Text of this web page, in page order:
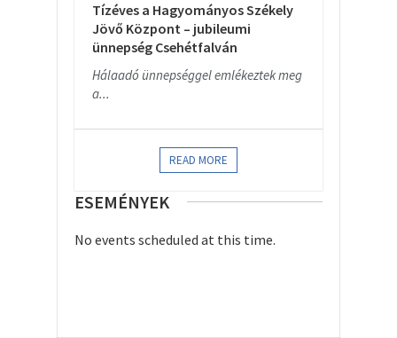
Tízéves a Hagyományos Székely
Jövő Központ – jubileumi
ünnepség Csehétfalván
Hálaadó ünnepséggel emlékeztek meg
a...
READ MORE
ESEMÉNYEK
No events scheduled at this time.